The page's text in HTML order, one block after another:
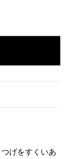
げをすくいあ